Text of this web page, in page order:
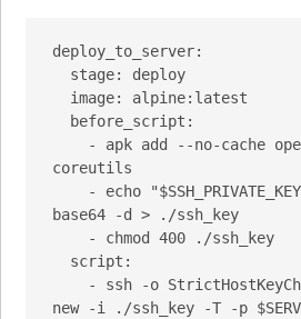
deploy_to_server:
coreutils
base64 -d > ./ssh_key
new -i ./ssh_key -T -p